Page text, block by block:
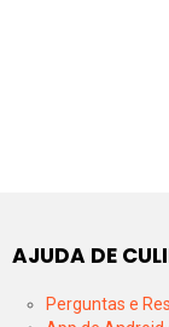
AJUDA DE
Perguntas e